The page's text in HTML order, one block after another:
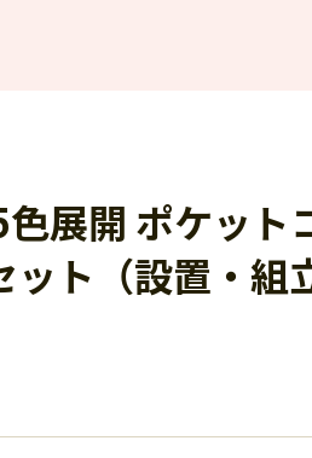
展開 ポケット
ット（設置・組